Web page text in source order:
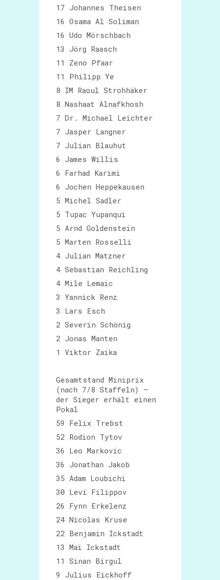
17 Johannes Theisen
16 Osama Al Soliman
16 Udo Mörschbach
13 Jörg Raasch
11 Zeno Pfaar
11 Philipp Ye
8 IM Raoul Strohhäker
8 Nashaat Alnafkhosh
7 Dr. Michael Leichter
7 Jasper Langner
7 Julian Blauhut
6 James Willis
6 Farhad Karimi
6 Jochen Heppekausen
5 Michel Sadler
5 Tupac Yupanqui
5 Arnd Goldenstein
5 Marten Rosselli
4 Julian Matzner
4 Sebastian Reichling
4 Mile Lemaic
3 Yannick Renz
3 Lars Esch
2 Severin Schönig
2 Jonas Manten
1 Viktor Zaika
Gesamtstand Miniprix
(nach 7/8 Staffeln) –
der Sieger erhält einen
Pokal
59 Felix Trebst
52 Rodion Tytov
36 Leo Markovic
36 Jonathan Jakob
35 Adam Loubichi
30 Levi Filippov
26 Fynn Erkelenz
24 Nicolas Kruse
22 Benjamin Ickstadt
13 Mai Ickstadt
11 Sinan Birgul
9 Julius Eickhoff